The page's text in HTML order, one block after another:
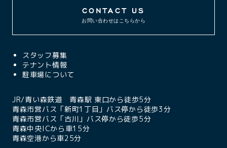
CONTACT US
お問い合わせはこちらから
スタッフ募集
テナント情報
駐車場について
JR/青い森鉄道 青森駅 東口から徒歩5分
青森市営バス「新町1丁目」バス停から徒歩3分
青森市営バス「古川」バス停から徒歩5分
青森中央ICから車15分
青森空港から車25分